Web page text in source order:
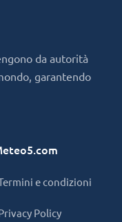
da autorità
garantendo
e condizioni
Policy